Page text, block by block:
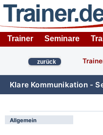
Trainer Seminare
zurück
Klare Kommunikation -
Allgemein